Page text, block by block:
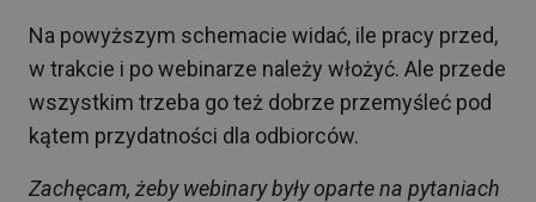
Na powyższym schemacie widać, ile pracy przed,
w trakcie i po webinarze należy włożyć. Ale przede
wszystkim trzeba go też dobrze przemyśleć pod
kątem przydatności dla odbiorców.
Zachęcam, żeby webinary były oparte na pytaniach